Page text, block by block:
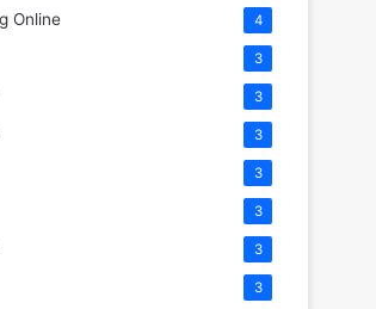
Online 4
3
3
3
3
3
3
3